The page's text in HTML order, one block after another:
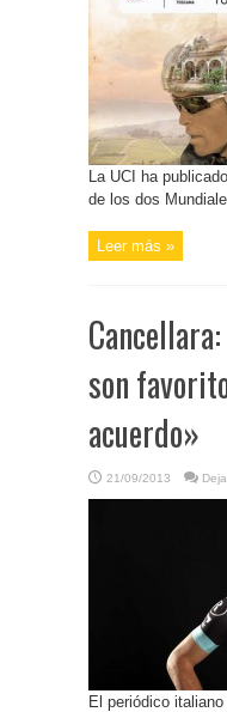
La UCI ha
de los dos
Leer más »
son
acuerdo»
21/09/2013
El periódico